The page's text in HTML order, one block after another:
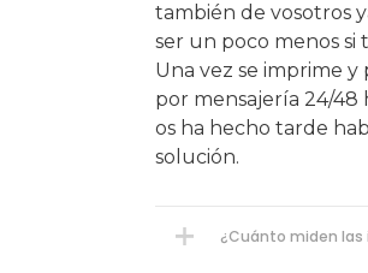
también de vosotros
ser un poco menos si
Una vez se imprime
por mensajería 24/48
os ha hecho tarde
solución.
¿Cuánto miden